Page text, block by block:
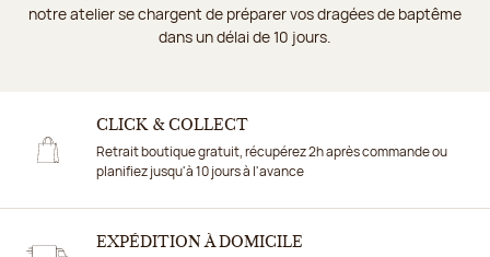
notre atelier se chargent de préparer vos dragées de baptême
dans un délai de 10 jours.
CLICK & COLLECT
Retrait boutique gratuit, récupérez 2h après commande ou
planifiez jusqu'à 10 jours à l'avance
EXPÉDITION À DOMICILE